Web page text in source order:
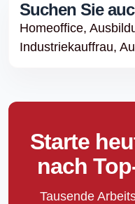
Suchen Sie
Homeoffice,
Industriekauffrau,
Starte
nach
Tausende